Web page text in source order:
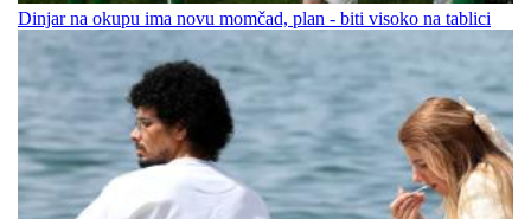
Dinjar na okupu ima novu momčad, plan - biti visoko na tablici